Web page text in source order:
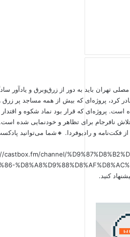
مصلی تهران باید به دور از زرق‌وبرق و یادآور
کرد، پروژه‌ای که بیش از همه مساجد پر زرق
است. پروژه‌ای که قرار بود نماد شکوه و
نافرجام برای تظاهر و خودنمایی شده است.
فکت‌نامه و رادیوفردا. 🔸شما می‌توانید
castbox.fm/channel/
کنید.